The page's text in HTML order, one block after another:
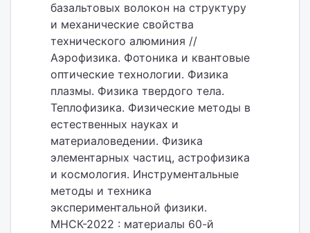
базальтовых волокон на структуру
и механические свойства
технического алюминия //
Аэрофизика. Фотоника и квантовые
оптические технологии. Физика
плазмы. Физика твердого тела.
Теплофизика. Физические методы в
естественных науках и
материаловедении. Физика
элементарных частиц, астрофизика
и космология. Инструментальные
методы и техника
экспериментальной физики.
МНСК-2022 : материалы 60-й